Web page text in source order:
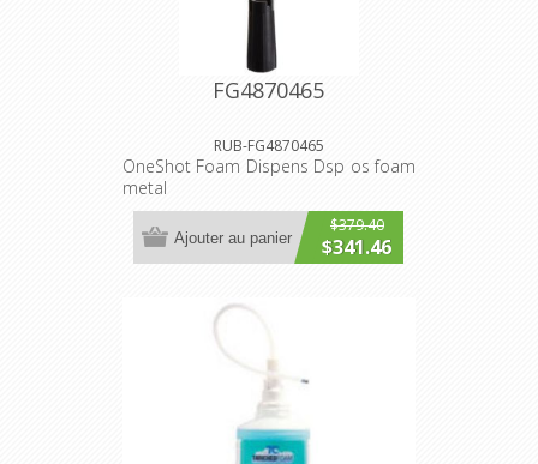
FG4870465
RUB-FG4870465
OneShot Foam Dispens Dsp os foam
metal
$379.40
$341.46
Ajouter au panier